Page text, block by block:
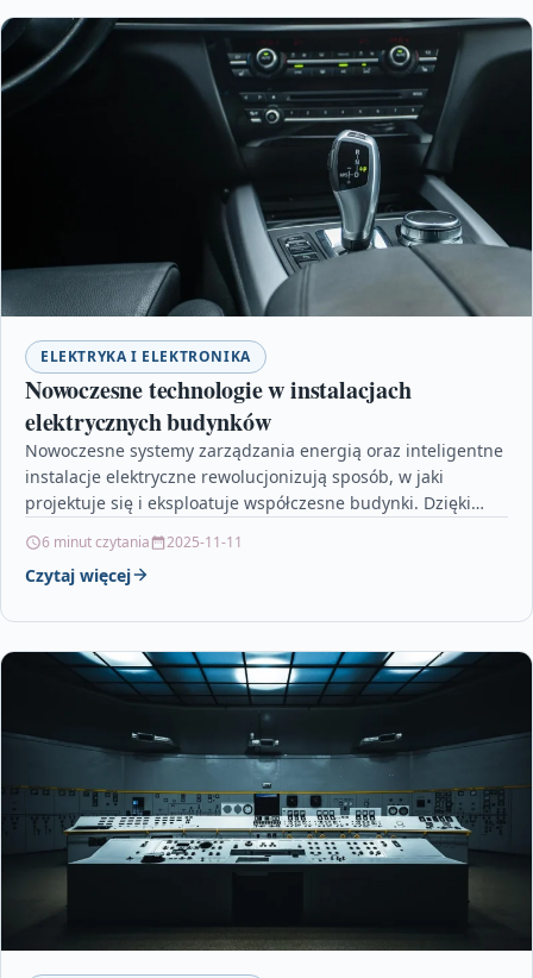
ELEKTRYKA I ELEKTRONIKA
Nowoczesne technologie w instalacjach
elektrycznych budynków
Nowoczesne systemy zarządzania energią oraz inteligentne
instalacje elektryczne rewolucjonizują sposób, w jaki
projektuje się i eksploatuje współczesne budynki. Dzięki
6 minut czytania 2025-11-11
Czytaj więcej